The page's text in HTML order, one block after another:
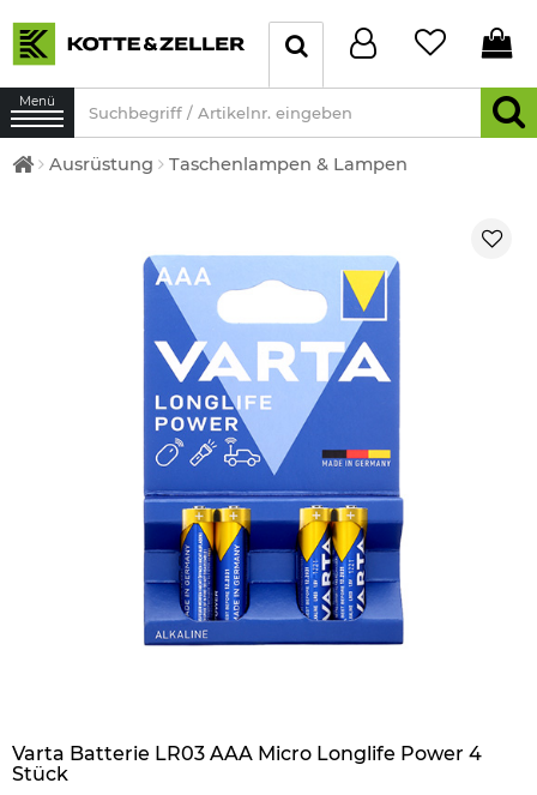
Menü
Ausrüstung Taschenlampen & Lampen
Varta Batterie LR03 AAA Micro Longlife Power 4
Stück